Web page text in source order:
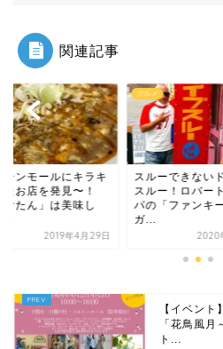
関連記事
ーできないドライブ
ー！ロバート秋山パ
「ファンキータイ
2020年7月14日
テイクアウト
380円ってすご
い？？純珈琲さ
かん弁当」やっ
す！！...
2020
【イベン
「花鳥風
ト...